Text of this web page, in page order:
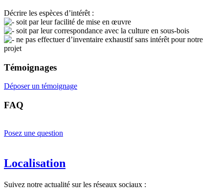
Décrire les espèces d’intérêt :
soit par leur facilité de mise en œuvre
soit par leur correspondance avec la culture en sous-bois
ne pas effectuer d’inventaire exhaustif sans intérêt pour notre
projet
Témoignages
Déposer un témoignage
FAQ
Posez une question
Localisation
Suivez notre actualité sur les réseaux sociaux :